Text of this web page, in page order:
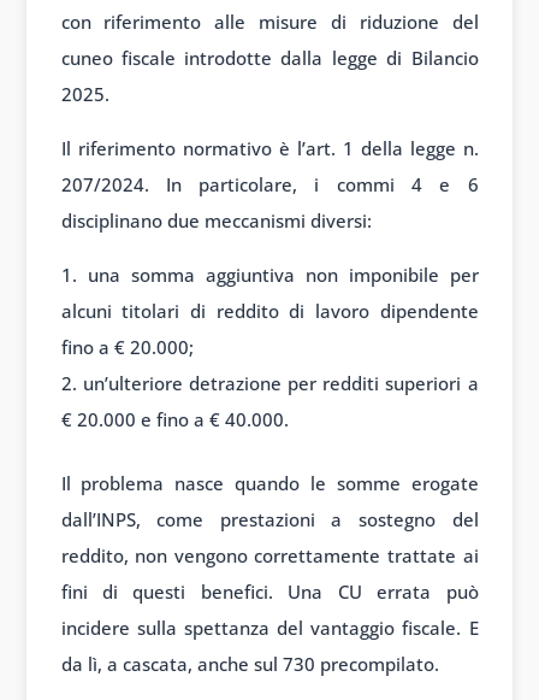
con riferimento alle misure di riduzione del
cuneo fiscale introdotte dalla legge di Bilancio
2025.
Il riferimento normativo è l’art. 1 della legge n.
207/2024. In particolare, i commi 4 e 6
disciplinano due meccanismi diversi:
una somma aggiuntiva non imponibile per
alcuni titolari di reddito di lavoro dipendente
fino a € 20.000;
un’ulteriore detrazione per redditi superiori a
€ 20.000 e fino a € 40.000.
Il problema nasce quando le somme erogate
dall’INPS, come prestazioni a sostegno del
reddito, non vengono correttamente trattate ai
fini di questi benefici. Una CU errata può
incidere sulla spettanza del vantaggio fiscale. E
da lì, a cascata, anche sul 730 precompilato.